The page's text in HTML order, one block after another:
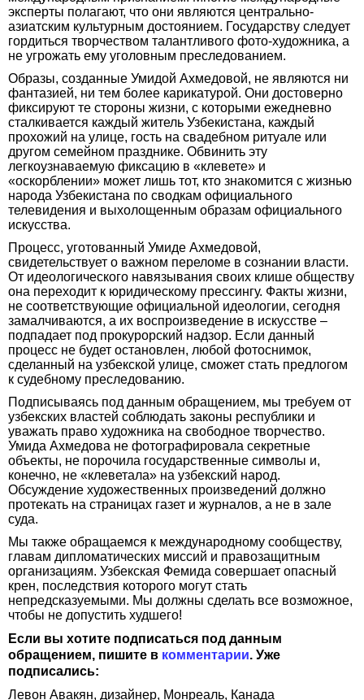
эксперты полагают, что они являются центрально-
азиатским культурным достоянием. Государству следует
гордиться творчеством талантливого фото-художника, а
не угрожать ему уголовным преследованием.
Образы, созданные Умидой Ахмедовой, не являются ни
фантазией, ни тем более карикатурой. Они достоверно
фиксируют те стороны жизни, с которыми ежедневно
сталкивается каждый житель Узбекистана, каждый
прохожий на улице, гость на свадебном ритуале или
другом семейном празднике. Обвинить эту
легкоузнаваемую фиксацию в «клевете» и
«оскорблении» может лишь тот, кто знакомится с жизнью
народа Узбекистана по сводкам официального
телевидения и выхолощенным образам официального
искусства.
Процесс, уготованный Умиде Ахмедовой,
свидетельствует о важном переломе в сознании власти.
От идеологического навязывания своих клише обществу
она переходит к юридическому прессингу. Факты жизни,
не соответствующие официальной идеологии, сегодня
замалчиваются, а их воспроизведение в искусстве –
подпадает под прокурорский надзор. Если данный
процесс не будет остановлен, любой фотоснимок,
сделанный на узбекской улице, сможет стать предлогом
к судебному преследованию.
Подписываясь под данным обращением, мы требуем от
узбекских властей соблюдать законы республики и
уважать право художника на свободное творчество.
Умида Ахмедова не фотографировала секретные
объекты, не порочила государственные символы и,
конечно, не «клеветала» на узбекский народ.
Обсуждение художественных произведений должно
протекать на страницах газет и журналов, а не в зале
суда.
Мы также обращаемся к международному сообществу,
главам дипломатических миссий и правозащитным
организациям. Узбекская Фемида совершает опасный
крен, последствия которого могут стать
непредсказуемыми. Мы должны сделать все возможное,
чтобы не допустить худшего!
Если вы хотите подписаться под данным
обращением, пишите в комментарии. Уже
подписались:
Левон Авакян, дизайнер, Монреаль, Канада